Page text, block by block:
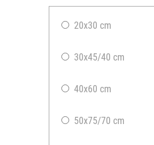
20x30 cm
30x45/40 cm
40x60 cm
50x75/70 cm